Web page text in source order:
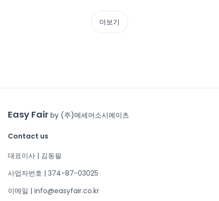
더보기
Easy Fair by (주)메세어소시에이츠
Contact us
대표이사 | 김동필
사업자번호 | 374-87-03025
이메일 | info@easyfair.co.kr